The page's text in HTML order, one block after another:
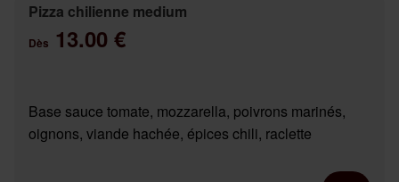
Pizza chilienne medium
Dès 13.00 €
Base sauce tomate, mozzarella, poivrons marinés,
oignons, viande hachée, épices chili, raclette